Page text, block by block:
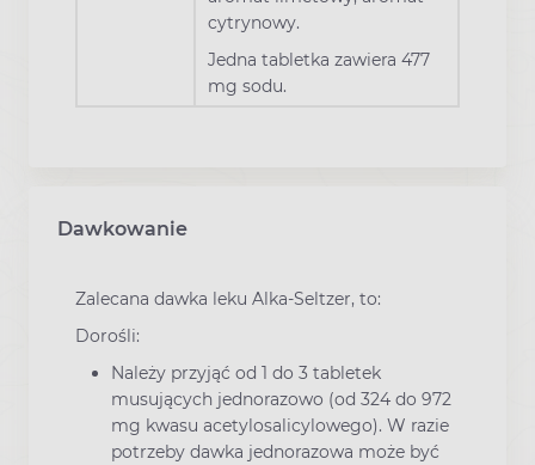
cytrynowy.
Jedna tabletka zawiera 477
mg sodu.
Dawkowanie
Zalecana dawka leku Alka-Seltzer, to:
Dorośli:
Należy przyjąć od 1 do 3 tabletek
musujących jednorazowo (od 324 do 972
mg kwasu acetylosalicylowego). W razie
potrzeby dawka jednorazowa może być